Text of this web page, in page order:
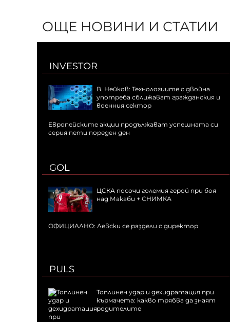
ОЩЕ НОВИНИ И СТАТИИ
INVESTOR
В. Нейков: Технологиите с двойна
употреба сближават гражданския и
военния сектор
Европейските акции продължават успешната си
серия пети пореден ден
GOL
ЦСКА посочи големия герой при боя
над Макаби + СНИМКА
ОФИЦИАЛНО: Левски се раздели с директор
PULS
Топлинен удар и дехидратация при
кърмачета: какво трябва да знаят
родителите